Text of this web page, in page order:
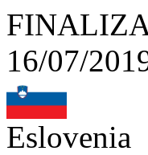
16/07/
Eslovenia